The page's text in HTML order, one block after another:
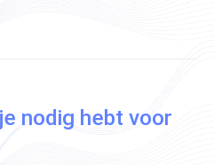
nodig hebt voor